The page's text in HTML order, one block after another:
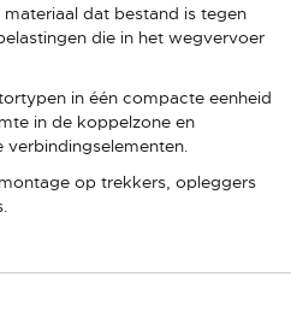
dat bestand is tegen
die in het wegvervoer
in één compacte eenheid
in de koppelzone en
verbindingselementen.
op trekkers, opleggers